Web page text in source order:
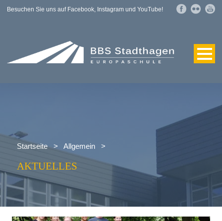
Besuchen Sie uns auf Facebook, Instagram und YouTube!
Startseite > Allgemein >
AKTUELLES